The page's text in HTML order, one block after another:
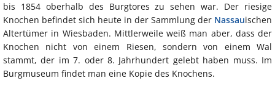
bis 1854 oberhalb des Burgtores zu sehen war. Der riesige
Knochen befindet sich heute in der Sammlung der Nassauischen
Altertümer in Wiesbaden. Mittlerweile weiß man aber, dass der
Knochen nicht von einem Riesen, sondern von einem Wal
stammt, der im 7. oder 8. Jahrhundert gelebt haben muss. Im
Burgmuseum findet man eine Kopie des Knochens.